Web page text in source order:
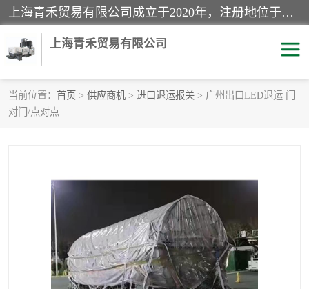
上海青禾贸易有限公司成立于2020年，注册地位于上海市宝山区。经营范围包括：机械设备、五金制品、劳防用品、电子产品、塑胶制品、家具、模具、纺织品、仪器仪表、建筑材料、装饰材料、化工产品、金属制品、机车配件等货物进出口报关、清关服务。
上海青禾贸易有限公司
当前位置： 首页 > 供应商机 > 进口退运报关 > 广州出口LED退运 门
对门/点对点
酒类饮料报关
快递清关
家用电器报关 机床进口清关
国际灯具清关